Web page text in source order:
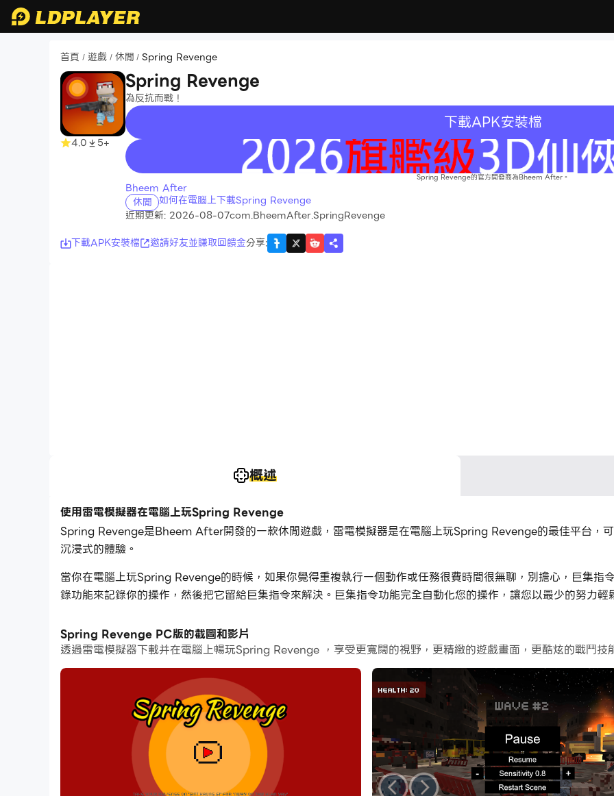
首頁 / 遊戲 / 休閒 / Spring Revenge
4.0 5+
Spring Revenge
為反抗而戰！
下載APK安裝檔
recommend
Spring Revenge的官方開發商為Bheem After。
Bheem After
休閒 如何在電腦上下載Spring Revenge
近期更新: 2026-08-07com.BheemAfter.SpringRevenge
下載APK安裝檔
邀請好友並賺取回饋金分享:
概述
使用雷電模擬器在電腦上玩Spring Revenge
Spring Revenge是Bheem After開發的一款休閒遊戲，雷電模擬器是在電腦上玩Spring Revenge的最佳平台，
沉浸式的體驗。
當你在電腦上玩Spring Revenge的時候，如果你覺得重複執行一個動作或任務很費時間很無聊，別擔心，巨集指
錄功能來記錄你的操作，然後把它留給巨集指令來解決。巨集指令功能完全自動化您的操作，讓您以最少的努力
扮演人民國防軍戰士，保護平民免受侵略性 SAC 恐怖分子的襲擊。你的職責只是消滅每個帶著無限機槍的敵人。
Spring Revenge PC版的截圖和影片
透過雷電模擬器下載并在電腦上暢玩Spring Revenge ，享受更寬闊的視野，更精緻的遊戲畫面，更酷炫的戰鬥